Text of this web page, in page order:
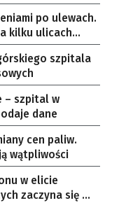
po ulewach.
kilku ulicach
szpitala
– szpital w
dane
cen paliw.
wątpliwości
w elicie
zaczyna się w